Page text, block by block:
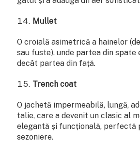
Mullet
O croială asimetrică a hainelor
sau fuste), unde partea din spate
decât partea din față.
Trench coat
O jachetă impermeabilă, lungă,
talie, care a devenit un clasic al
elegantă și funcțională,
sezoniere.